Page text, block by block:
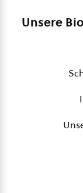
Unsere